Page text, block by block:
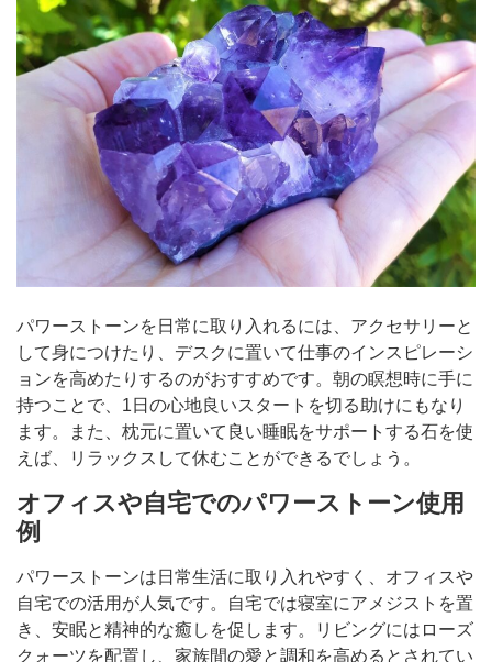
パワーストーンを日常に取り入れるには、アクセサリーと
して身につけたり、デスクに置いて仕事のインスピレーシ
ョンを高めたりするのがおすすめです。朝の瞑想時に手に
持つことで、1日の心地良いスタートを切る助けにもなり
ます。また、枕元に置いて良い睡眠をサポートする石を使
えば、リラックスして休むことができるでしょう。
オフィスや自宅でのパワーストーン使用
例
パワーストーンは日常生活に取り入れやすく、オフィスや
自宅での活用が人気です。自宅では寝室にアメジストを置
き、安眠と精神的な癒しを促します。リビングにはローズ
クォーツを配置し、家族間の愛と調和を高めるとされてい